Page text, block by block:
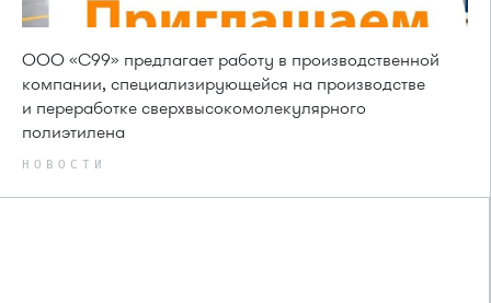
ООО «С99» предлагает работу в производственной
компании, специализирующейся на производстве
и переработке сверхвысокомолекулярного
полиэтилена
НОВОСТИ